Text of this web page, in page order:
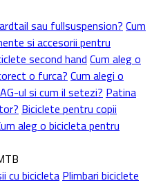
sau fullsuspension? Cum
si accesorii pentru
second hand Cum aleg o
o furca? Cum alegi o
ul si cum il setezi? Patina
Biciclete pentru copii
aleg o bicicleta pentru
cu bicicleta Plimbari biciclete